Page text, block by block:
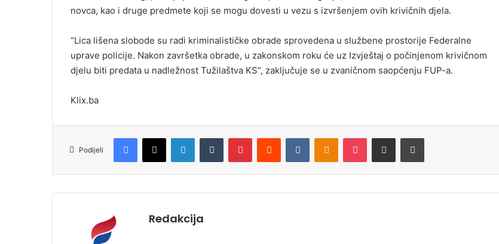
novca, kao i druge predmete koji se mogu dovesti u vezu s izvršenjem ovih krivičnih djela.
“Lica lišena slobode su radi kriminalističke obrade sprovedena u službene prostorije Federalne
uprave policije. Nakon završetka obrade, u zakonskom roku će uz Izvještaj o počinjenom krivičnom
djelu biti predata u nadležnost Tužilaštva KS”, zaključuje se u zvaničnom saopćenju FUP-a.
Klix.ba
Podijeli
Redakcija